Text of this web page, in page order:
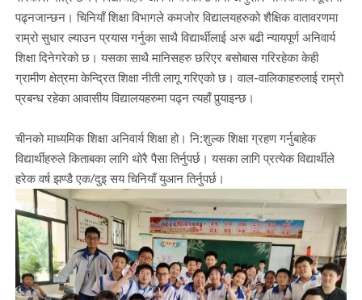
पढ्नजान्छन। चिनियाँ शिक्षा विभागले कमजोर विद्यालयहरुको शैक्षिक वातावरणमा
राम्रो सुधार ल्याउन प्रयास गर्नुका साथै विद्यार्थीलाई अरु बढी न्यायपूर्ण अनिवार्य
शिक्षा दिनेगरेको छ। यसका साथै मानिसहरु छरिएर बसोबास गरिरहेका केही
ग्रामीण क्षेत्रमा केन्द्रित शिक्षा नीती लागू गरिएको छ। वाल-वालिकाहरुलाई राम्रो
प्रबन्ध रहेका आवासीय विद्यालयहरुमा पढ्न त्यहाँ पुर्‍याइन्छ।
चीनको माध्यमिक शिक्षा अनिवार्य शिक्षा हो। नि:शुल्क शिक्षा ग्रहण गर्नुबाहेक
विद्यार्थीहरुले किताबका लागि थोरै पैसा तिर्नुपर्छ। यसका लागि प्रत्येक विद्यार्थीले
हरेक वर्ष झण्डै एक/दुइ सय चिनियाँ युआन तिर्नुपर्छ।